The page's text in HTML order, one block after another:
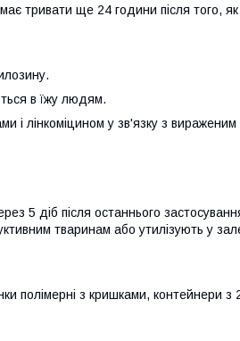
тривати ще 24 години після того,
в їжу людям.
і лінкоміцином у зв'язку з
5 діб після останнього
тваринам або утилізують у
полімерні з кришками, контейнери